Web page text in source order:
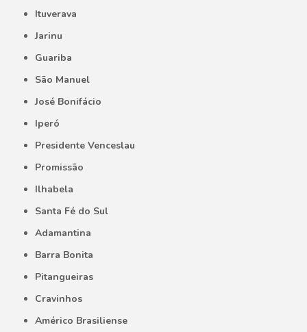
Ituverava
Jarinu
Guariba
São Manuel
José Bonifácio
Iperó
Presidente Venceslau
Promissão
Ilhabela
Santa Fé do Sul
Adamantina
Barra Bonita
Pitangueiras
Cravinhos
Américo Brasiliense